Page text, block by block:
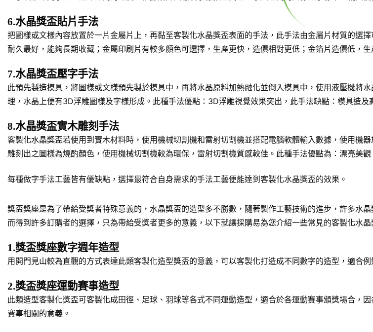
6.水晶獎盃貼片手法
把圖樣或文樣內容放置於一片金屬片上，再黏至客製化水晶獎盃表面的手法，此手法由金屬片材質的選
耐久最好，能夠長期收藏；金屬印刷片有較多顏色可選擇，生產更快，造價相對更低；金箔片造價低，生
7.水晶獎盃壓字手法
此預先製造模具，將圖樣或文樣預先製於模具中，再將水晶原料加熱融化並倒入模具中，使用液壓機將
理，水晶上便有3D浮雕圖樣及字樣形成。此種手法優點：3D浮雕視覺效果突出，此手法缺點：模具造及
8.水晶獎盃實木雕刻手法
客製化水晶獎盃若使用到實木材料時，使用機械切割機和雷射切割機並搭配電腦軟體輸入數據，使用機
雕刻出之圖樣為燒酌顏色，使用機械切割機較為環保，雷射切割機質感較佳。此種手法優點為：漂亮美觀
每種做字手法工藝皆有優缺點，選擇最符合自身需求的手法工藝便能達到客製化水晶獎盃的效果。
獎盃獎座是為了帶給受獎者特殊意義的，水晶獎盃的造型多不勝數，隨著製作工藝技術的進步，許多水
而得到許多訂購者的選擇，只為帶給受獎者更多的意義，以下就讓採購易為您介紹一些常見的客製化水晶
1.獎盃獎座數字週年造型
用開門見山較為直觀的方式表達此類客製化造型獎盃的意義，可以客製化打造成不同數字的造型，適合
2.獎盃獎座運動賽事造型
此類造型客製化獎盃可客製化成田徑、足球、羽球等各式不同運動造型，適合於各運動賽事頒獎場合，
賽事相關的意義。